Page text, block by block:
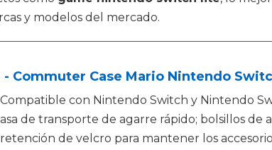
y modelos del mercado.
- Commuter Case Mario Nintendo
Compatible con Nintendo Switch y Nintendo
asa de transporte de agarre rápido; bolsillos de
retención de velcro para mantener los